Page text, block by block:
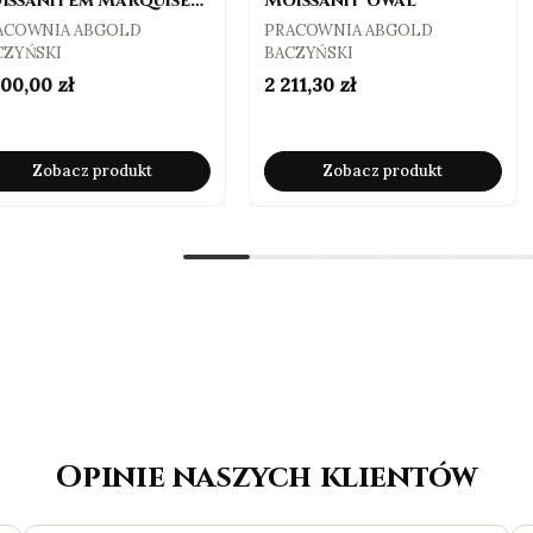
Vvs1
ABGOLD
zł
Zobacz produkt
PRODUCENT
PRACOWNIA ABGOLD
BACZYŃSKI
Cena
2 211,30 zł
Zobacz produkt
Opinie naszych klientów